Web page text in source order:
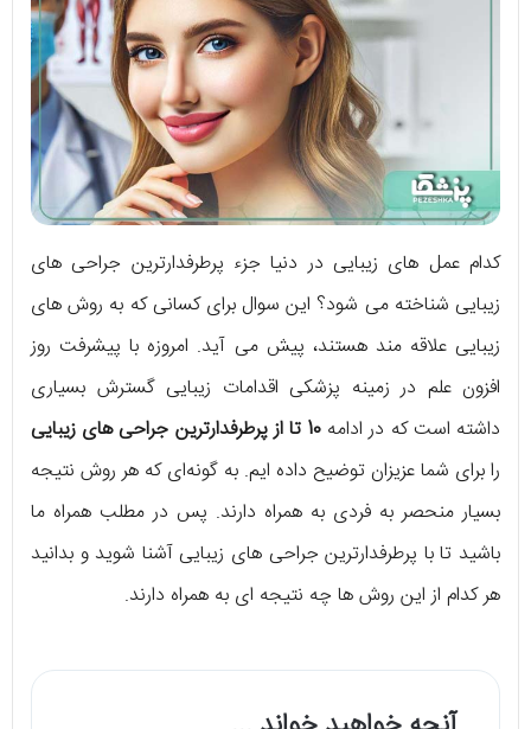
کدام عمل های زیبایی در دنیا جزء پرطرفدارترین جراحی های
زیبایی شناخته می شود؟ این سوال برای کسانی که به روش های
زیبایی علاقه مند هستند، پیش می آید. امروزه با پیشرفت روز
افزون علم در زمینه پزشکی اقدامات زیبایی گسترش بسیاری
داشته است که در ادامه 10 تا از پرطرفدارترین جراحی های زیبایی
را برای شما عزیزان توضیح داده ایم. به گونه‌ای که هر روش نتیجه
بسیار منحصر به فردی به همراه دارند. پس در مطلب همراه ما
باشید تا با پرطرفدارترین جراحی های زیبایی آشنا شوید و بدانید
هر کدام از این روش ها چه نتیجه ای به همراه دارند.